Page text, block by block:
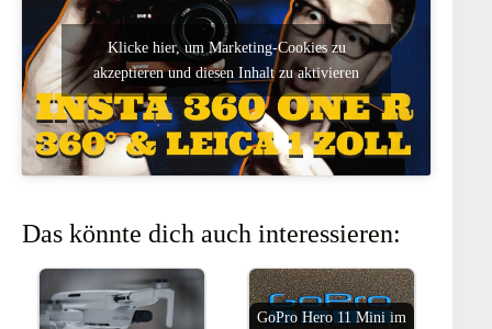
Klicke hier, um Marketing-Cookies zu
akzeptieren und diesen Inhalt zu aktivieren
Das könnte dich auch interessieren:
GoPro Hero 11 Mini im